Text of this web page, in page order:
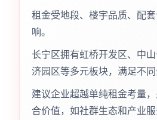
租金受地段、楼宇品质、配
响。
长宁区拥有虹桥开发区、中
济园区等多元板块，满足不同
建议企业超越单纯租金考量
合价值，如社群生态和产业